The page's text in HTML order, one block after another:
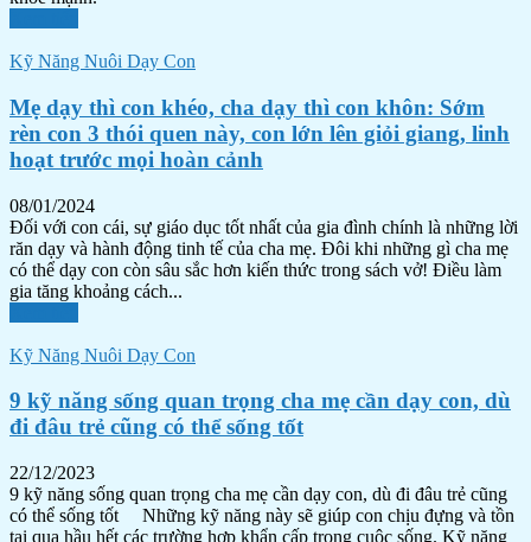
Kỹ Năng Nuôi Dạy Con
Mẹ dạy thì con khéo, cha dạy thì con khôn: Sớm
rèn con 3 thói quen này, con lớn lên giỏi giang, linh
hoạt trước mọi hoàn cảnh
08/01/2024
Đối với con cái, sự giáo dục tốt nhất của gia đình chính là những lời
răn dạy và hành động tinh tế của cha mẹ. Đôi khi những gì cha mẹ
có thể dạy con còn sâu sắc hơn kiến thức trong sách vở! Điều làm
gia tăng khoảng cách...
Kỹ Năng Nuôi Dạy Con
9 kỹ năng sống quan trọng cha mẹ cần dạy con, dù
đi đâu trẻ cũng có thể sống tốt
22/12/2023
9 kỹ năng sống quan trọng cha mẹ cần dạy con, dù đi đâu trẻ cũng
có thể sống tốt Những kỹ năng này sẽ giúp con chịu đựng và tồn
tại qua hầu hết các trường hợp khẩn cấp trong cuộc sống. Kỹ năng